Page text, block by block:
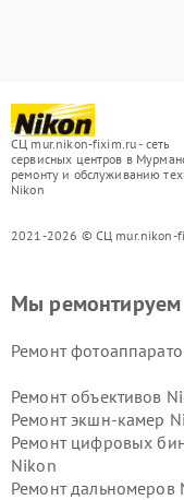
СЦ mur.nikon-fixim.ru - сеть
сервисных центров в
ремонту и обслуживанию
Nikon
2021-2026 © СЦ mur.nikon-
Мы ремонтируем
Ремонт
Ремонт объективов
Ремонт экшн-камер
Ремонт цифровых
Nikon
Ремонт дальномеров